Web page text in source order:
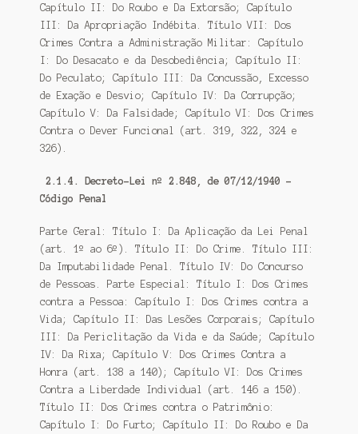
Capítulo II: Do Roubo e Da Extorsão; Capítulo
III: Da Apropriação Indébita. Título VII: Dos
Crimes Contra a Administração Militar: Capítulo
I: Do Desacato e da Desobediência; Capítulo II:
Do Peculato; Capítulo III: Da Concussão, Excesso
de Exação e Desvio; Capítulo IV: Da Corrupção;
Capítulo V: Da Falsidade; Capítulo VI: Dos Crimes
Contra o Dever Funcional (art. 319, 322, 324 e
326).
2.1.4. Decreto-Lei nº 2.848, de 07/12/1940 –
Código Penal
Parte Geral: Título I: Da Aplicação da Lei Penal
(art. 1º ao 6º). Título II: Do Crime. Título III:
Da Imputabilidade Penal. Título IV: Do Concurso
de Pessoas. Parte Especial: Título I: Dos Crimes
contra a Pessoa: Capítulo I: Dos Crimes contra a
Vida; Capítulo II: Das Lesões Corporais; Capítulo
III: Da Periclitação da Vida e da Saúde; Capítulo
IV: Da Rixa; Capítulo V: Dos Crimes Contra a
Honra (art. 138 a 140); Capítulo VI: Dos Crimes
Contra a Liberdade Individual (art. 146 a 150).
Título II: Dos Crimes contra o Patrimônio:
Capítulo I: Do Furto; Capítulo II: Do Roubo e Da